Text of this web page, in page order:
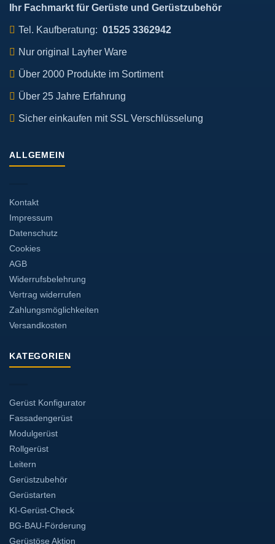
Ihr Fachmarkt für Gerüste und Gerüstzubehör
Tel. Kaufberatung: 01525 3362942
Nur original Layher Ware
Über 2000 Produkte im Sortiment
Über 25 Jahre Erfahrung
Sicher einkaufen mit SSL Verschlüsselung
ALLGEMEIN
Kontakt
Impressum
Datenschutz
Cookies
AGB
Widerrufsbelehrung
Vertrag widerrufen
Zahlungsmöglichkeiten
Versandkosten
KATEGORIEN
Gerüst Konfigurator
Fassadengerüst
Modulgerüst
Rollgerüst
Leitern
Gerüstzubehör
Gerüstarten
KI-Gerüst-Check
BG-BAU-Förderung
Gerüstöse Aktion